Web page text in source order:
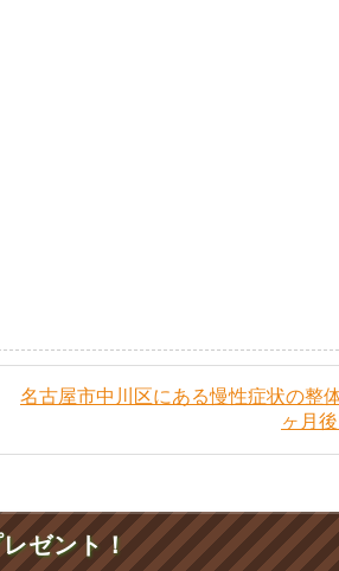
名古屋市中川区にある慢性症状の整
ヶ月
ゼント！